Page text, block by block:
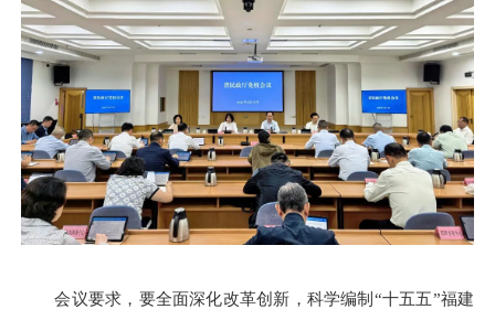
会议要求，要全面深化改革创新，科学编制“十五五”福建